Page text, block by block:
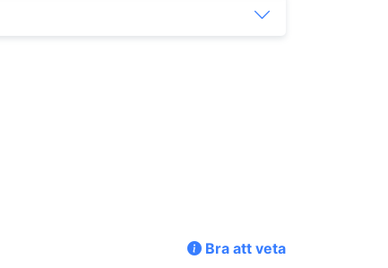
Bra att veta